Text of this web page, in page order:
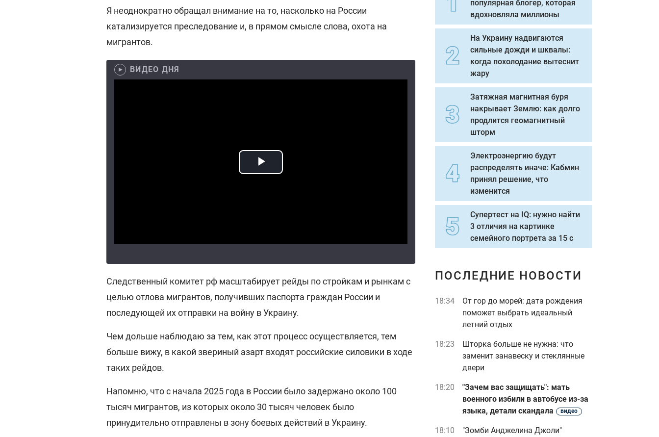
Я неоднократно обращал внимание на то, насколько на России
катализируется преследование и, в прямом смысле слова, охота на
мигрантов.
ВИДЕО ДНЯ
Следственный комитет рф масштабирует рейды по стройкам и рынкам с
целью отлова мигрантов, получивших паспорта граждан России и
последующей их отправки на войну в Украину.
Чем дольше наблюдаю за тем, как этот процесс осуществляется, тем
больше вижу, в какой звериный азарт входят российские силовики в ходе
таких рейдов.
Напомню, что с начала 2025 года в России было задержано около 100
тысяч мигрантов, из которых около 30 тысяч человек было
принудительно отправлены в зону боевых действий в Украину.
популярная блогер, которая
вдохновляла миллионы
На Украину надвигаются
сильные дожди и шквалы:
когда похолодание вытеснит
жару
Затяжная магнитная буря
накрывает Землю: как долго
продлится геомагнитный
шторм
Электроэнергию будут
распределять иначе: Кабмин
принял решение, что
изменится
Супертест на IQ: нужно найти
3 отличия на картинке
семейного портрета за 15 с
ПОСЛЕДНИЕ НОВОСТИ
18:34
От гор до морей: дата рождения
поможет выбрать идеальный
летний отдых
18:23
Шторка больше не нужна: что
заменит занавеску и стеклянные
двери
18:20
"Зачем вас защищать": мать
военного избили в автобусе из-за
языка, детали скандала
видео
18:10
"Зомби Анджелина Джоли"